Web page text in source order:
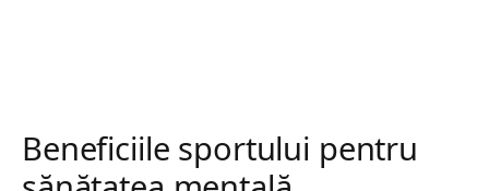
Beneficiile sportului pentru